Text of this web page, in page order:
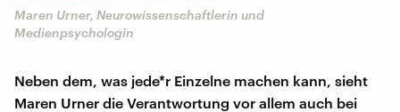
Maren Urner, Neurowissenschaftlerin und
Medienpsychologin
Neben dem, was jede*r Einzelne machen kann, sieht
Maren Urner die Verantwortung vor allem auch bei